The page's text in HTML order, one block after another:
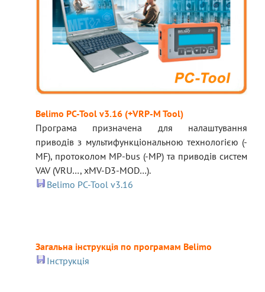
Belimo PC-Tool v3.16 (+VRP-M Tool)
Програма призначена для налаштування
приводів з мультифункціональною технологією (-
MF), протоколом MP-bus (-MP) та приводів систем
VAV (VRU…, xMV-D3-MOD…).
Belimo PC-Tool v3.16
Загальна інструкція по програмам Belimo
Інструкція